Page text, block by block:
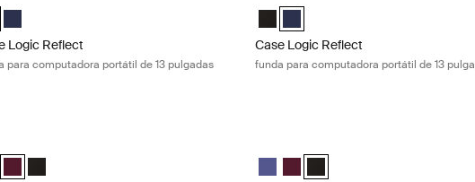
Logic Reflect 13" Laptop Sleeve Negro (selected)
Case Logic Reflect 13" Laptop Sleeve Dark Blue
Logic Reflect
para computadora portátil de 13 pulgadas
Case Logic Reflect 13" Laptop Sleeve
Case Logic Reflect 13" Laptop
Case Logic Reflect
funda para computadora portátil de 13
Logic Reflect 13" MacBook® Sleeve Púrpura concentrado
Case Logic Reflect 13" MacBook® Sleeve Rojo tenue (selected)
Case Logic Reflect 13" MacBook® Sleeve NegroCase Logic Reflect 13" MacBook®
Case Logic Reflect 13"
Case Logic Reflect 13"